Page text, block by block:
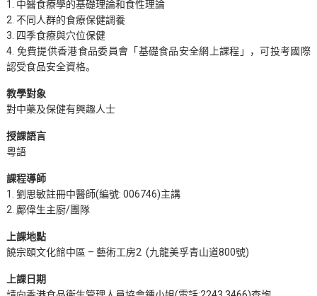
1. 中醫食療學的基礎理論和食性理論
2. 不同人群的食療保健調養
3. 四季食療與穴位保健
4. 免費提供香港食品委員會「基礎食品安全網上課程」，可投考國際
認受食品安全資格。
教學對象
對中藥及保健有興趣人士
授課語言
粵語
課程導師
1. 劉思敏註冊中醫師(編號: 006746)主講
2. 鄺偉生主廚/團隊
上課地點
饒宗頤文化館中區 – 藝術工房2 (九龍美孚青山道800號)
上課日期